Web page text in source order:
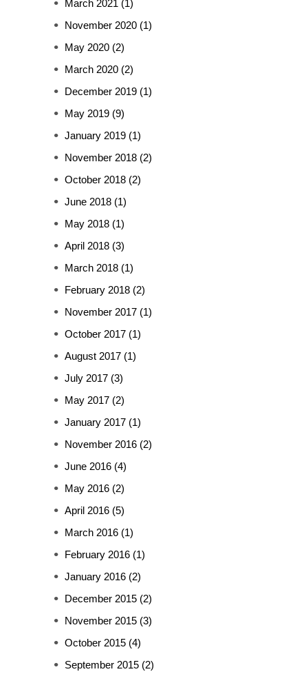
March 2021 (1)
November 2020 (1)
May 2020 (2)
March 2020 (2)
December 2019 (1)
May 2019 (9)
January 2019 (1)
November 2018 (2)
October 2018 (2)
June 2018 (1)
May 2018 (1)
April 2018 (3)
March 2018 (1)
February 2018 (2)
November 2017 (1)
October 2017 (1)
August 2017 (1)
July 2017 (3)
May 2017 (2)
January 2017 (1)
November 2016 (2)
June 2016 (4)
May 2016 (2)
April 2016 (5)
March 2016 (1)
February 2016 (1)
January 2016 (2)
December 2015 (2)
November 2015 (3)
October 2015 (4)
September 2015 (2)